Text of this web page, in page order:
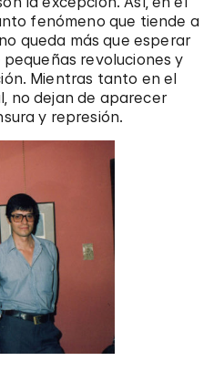
fenómeno que tiende a
queda más que esperar
revoluciones y
Mientras tanto en el
no dejan de aparecer
y represión.